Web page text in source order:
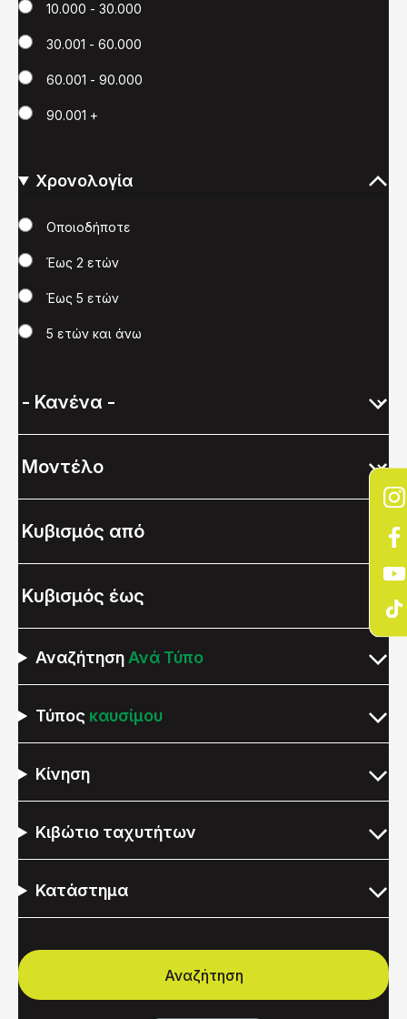
10.000 - 30.000
30.001 - 60.000
60.001 - 90.000
90.001 +
Χρονολογία
Χρονολογία
Οποιοδήποτε
Έως 2 ετών
Έως 5 ετών
5 ετών και άνω
Αναζήτηση Ανά Τύπο
Τύπος καυσίμου
Κίνηση
Κιβώτιο ταχυτήτων
Κατάστημα